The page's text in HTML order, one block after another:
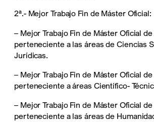
2ª.- Mejor Trabajo Fin de Máster Oficial:
– Mejor Trabajo Fin de Máster Oficial
perteneciente a las áreas de Ciencias
Jurídicas.
– Mejor Trabajo Fin de Máster Oficial
perteneciente a áreas Científico-
– Mejor Trabajo Fin de Máster Oficial
perteneciente a las áreas de